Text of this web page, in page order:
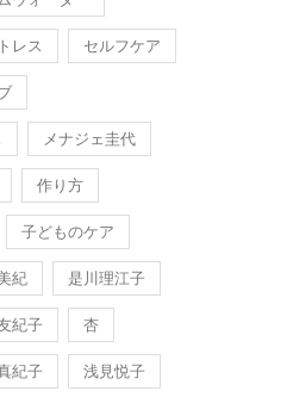
レス セルフケア
メナジェ圭代
作り方
子どものケア
紀 是川理江子
紀子 杏
紀子 浅見悦子